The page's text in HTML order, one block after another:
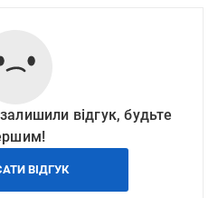
відгук, будьте
ВІДГУК